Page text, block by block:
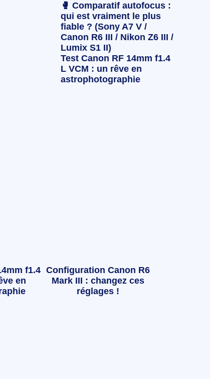
🥊 Comparatif autofocus :
qui est vraiment le plus
fiable ? (Sony A7 V /
Canon R6 III / Nikon Z6 III /
Lumix S1 II)
Test Canon RF 14mm f1.4
L VCM : un rêve en
astrophotographie
f1.4
en
Configuration Canon R6
Mark III : changez ces
réglages !